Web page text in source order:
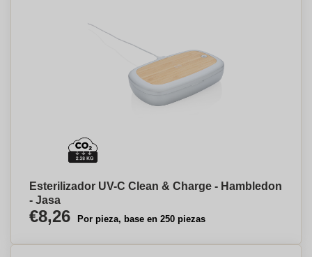
Esterilizador UV-C Clean & Charge - Hambledon
- Jasa
€8,26 Por pieza, base en 250 piezas